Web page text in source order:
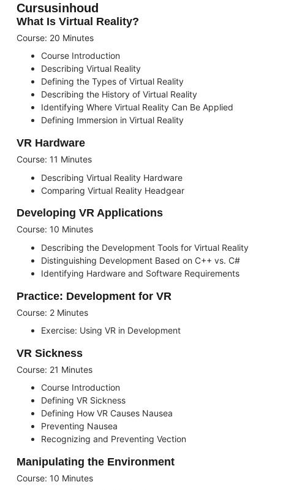
Cursusinhoud
What Is Virtual Reality?
Course: 20 Minutes
Course Introduction
Describing Virtual Reality
Defining the Types of Virtual Reality
Describing the History of Virtual Reality
Identifying Where Virtual Reality Can Be Applied
Defining Immersion in Virtual Reality
VR Hardware
Course: 11 Minutes
Describing Virtual Reality Hardware
Comparing Virtual Reality Headgear
Developing VR Applications
Course: 10 Minutes
Describing the Development Tools for Virtual Reality
Distinguishing Development Based on C++ vs. C#
Identifying Hardware and Software Requirements
Practice: Development for VR
Course: 2 Minutes
Exercise: Using VR in Development
VR Sickness
Course: 21 Minutes
Course Introduction
Defining VR Sickness
Defining How VR Causes Nausea
Preventing Nausea
Recognizing and Preventing Vection
Manipulating the Environment
Course: 10 Minutes